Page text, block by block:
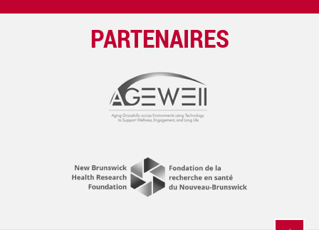
PARTENAIRES